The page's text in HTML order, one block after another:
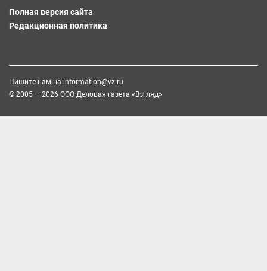
Полная версия сайта
Редакционная политика
Пишите нам на information@vz.ru
© 2005 — 2026 ООО Деловая газета «Взгляд»